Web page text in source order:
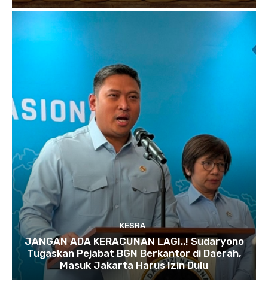
KESRA
JANGAN ADA KERACUNAN LAGI..! Sudaryono
Tugaskan Pejabat BGN Berkantor di Daerah,
Masuk Jakarta Harus Izin Dulu